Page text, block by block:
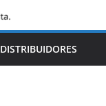
DISTRIBUIDORES